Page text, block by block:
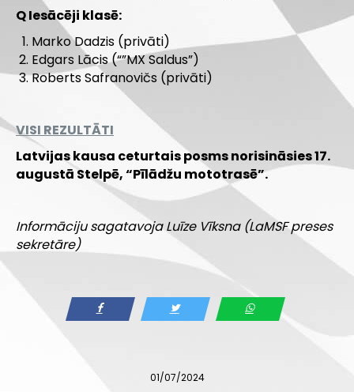
Q Iesācēji klasē:
Marko Dadzis (privāti)
Edgars Lācis (“”MX Saldus”)
Roberts Safranovičs (privāti)
VISI REZULTĀTI
Latvijas kausa ceturtais posms norisināsies 17.
augustā Stelpē, “Pīlādžu mototrasē”.
Informāciju sagatavoja Luīze Vīksna (LaMSF preses
sekretāre)
01/07/2024